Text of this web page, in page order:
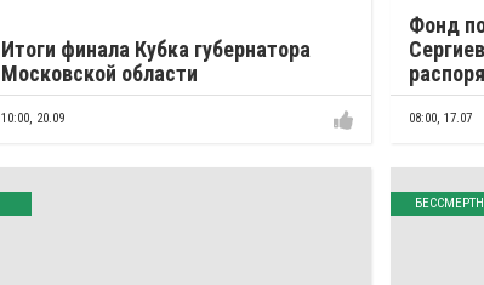
Итоги финала Кубка губернатора
Московской области
10:00, 20.09
Фонд
08:00, 17.07